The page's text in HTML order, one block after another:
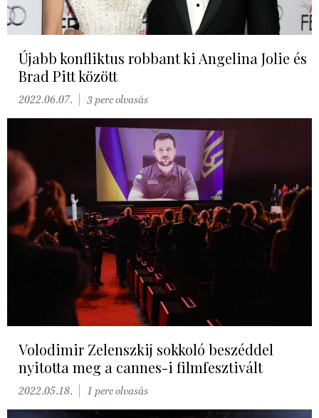
Újabb konfliktus robbant ki Angelina Jolie és
Brad Pitt között
2022.06.07. 3 perc olvasás
Volodimir Zelenszkij sokkoló beszéddel
nyitotta meg a cannes-i filmfesztivált
2022.05.18. 1 perc olvasás